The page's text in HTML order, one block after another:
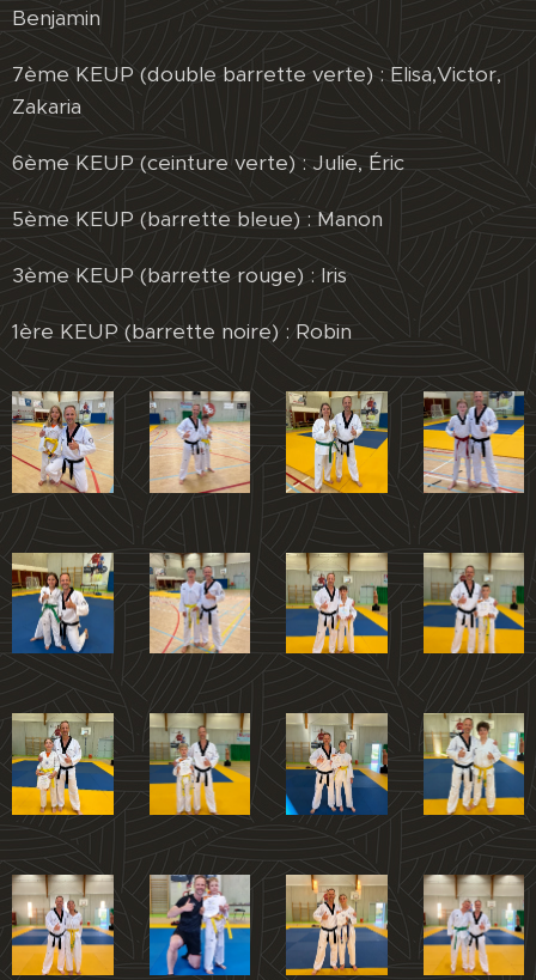
Benjamin
7ème KEUP (double barrette verte) : Elisa,Victor,
Zakaria
6ème KEUP (ceinture verte) : Julie, Éric
5ème KEUP (barrette bleue) : Manon
3ème KEUP (barrette rouge) : Iris
1ère KEUP (barrette noire) : Robin